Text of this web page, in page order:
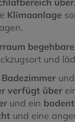
Klimaanlage
und
Badezimmer
verfügt über
und ein
und eine